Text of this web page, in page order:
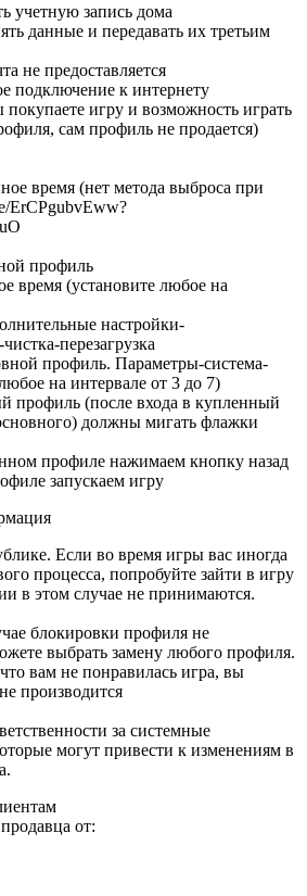
учетную запись дома
данные и передавать их третьим
не предоставляется
подключение к интернету
игру и возможность играть
сам профиль не продается)
время (нет метода выброса при
ErCPgubvEww?
профиль
время (установите любое на
настройки-
перезагрузка
профиль. Параметры-система-
на интервале от 3 до 7)
профиль (после входа в купленный
должны мигать флажки
профиле нажимаем кнопку назад
запускаем игру
Если во время игры вас иногда
процесса, попробуйте зайти в игру
в этом случае не принимаются.
блокировки профиля не
выбрать замену любого профиля.
вам не понравилась игра, вы
производится
за системные
могут привести к изменениям в
от: